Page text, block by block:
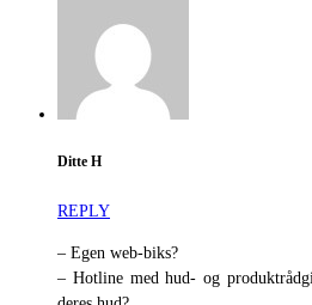
Ditte H
REPLY
– Egen web-biks?
– Hotline med hud- og